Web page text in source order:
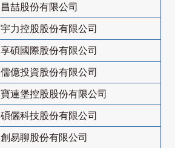
昌喆股份有限公司
宇力控股股份有限公司
享碩國際股份有限公司
儒億投資股份有限公司
寶連堡控股股份有限公司
碩儷科技股份有限公司
創易聊股份有限公司